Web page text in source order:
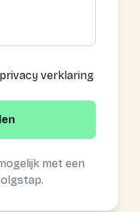
verklaring
met een